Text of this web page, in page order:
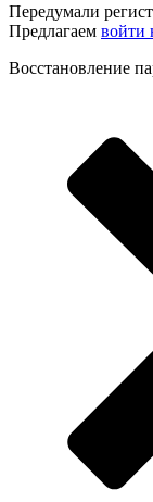
Передумали
Предлагаем войти
Восстановление